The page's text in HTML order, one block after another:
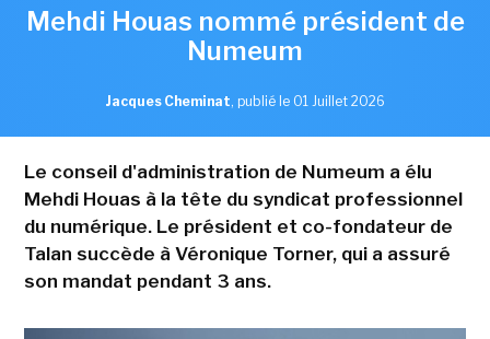
Mehdi Houas nommé président de
Numeum
Jacques Cheminat, publié le 01 Juillet 2026
Le conseil d'administration de Numeum a élu
Mehdi Houas à la tête du syndicat professionnel
du numérique. Le président et co-fondateur de
Talan succède à Véronique Torner, qui a assuré
son mandat pendant 3 ans.